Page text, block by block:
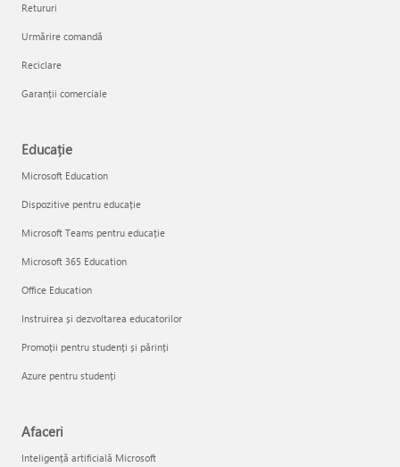
Retururi
Urmărire comandă
Reciclare
Garanții comerciale
Educație
Microsoft Education
Dispozitive pentru educație
Microsoft Teams pentru educație
Microsoft 365 Education
Office Education
Instruirea și dezvoltarea educatorilor
Promoții pentru studenți și părinți
Azure pentru studenți
Afaceri
Inteligență artificială Microsoft